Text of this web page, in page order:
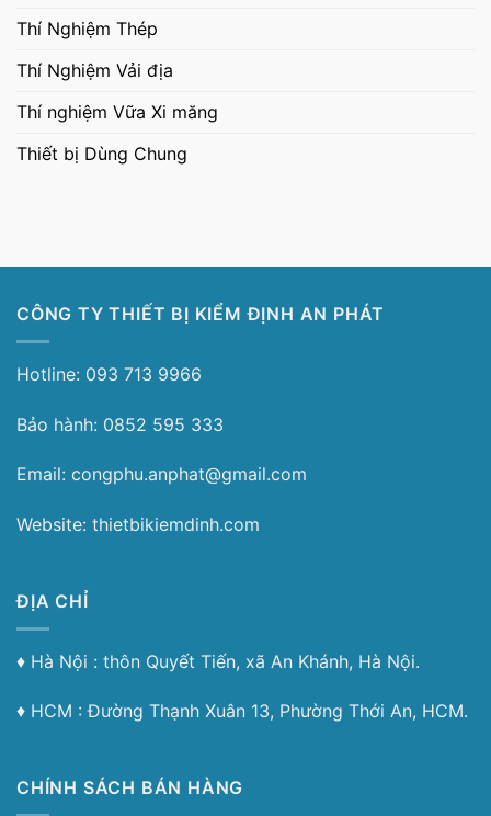
Thí Nghiệm Thép
Thí Nghiệm Vải địa
Thí nghiệm Vữa Xi măng
Thiết bị Dùng Chung
CÔNG TY THIẾT BỊ KIỂM ĐỊNH AN PHÁT
Hotline: 093 713 9966
Bảo hành: 0852 595 333
Email: congphu.anphat@gmail.com
Website: thietbikiemdinh.com
ĐỊA CHỈ
♦︎ Hà Nội : thôn Quyết Tiến, xã An Khánh, Hà Nội.
♦︎ HCM : Đường Thạnh Xuân 13, Phường Thới An, HCM.
CHÍNH SÁCH BÁN HÀNG